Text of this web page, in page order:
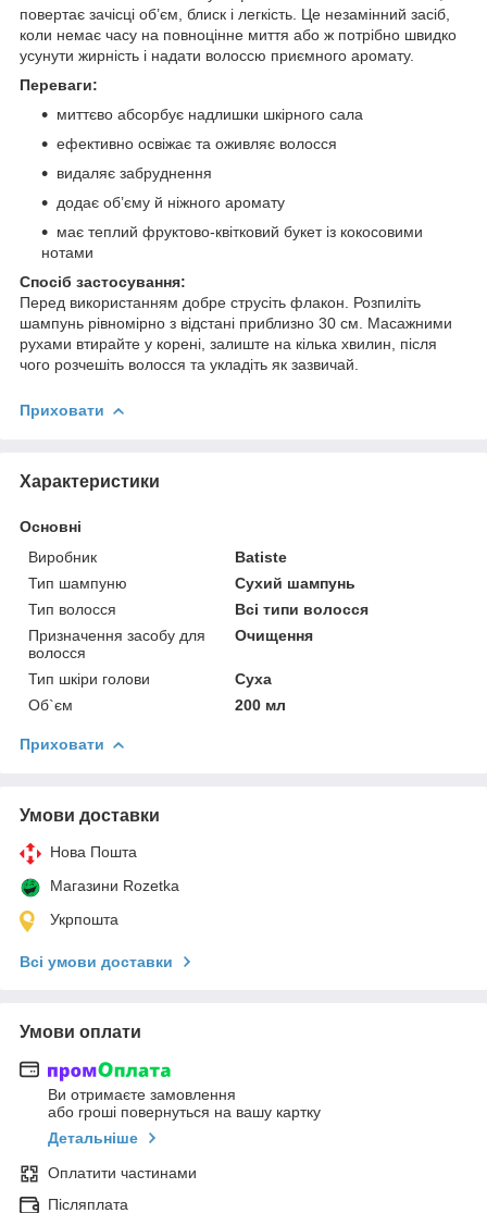
повертає зачісці об’єм, блиск і легкість. Це незамінний засіб,
коли немає часу на повноцінне миття або ж потрібно швидко
усунути жирність і надати волоссю приємного аромату.
Переваги:
миттєво абсорбує надлишки шкірного сала
ефективно освіжає та оживляє волосся
видаляє забруднення
додає об’єму й ніжного аромату
має теплий фруктово-квітковий букет із кокосовими
нотами
Спосіб застосування:
Перед використанням добре струсіть флакон. Розпиліть
шампунь рівномірно з відстані приблизно 30 см. Масажними
рухами втирайте у корені, залиште на кілька хвилин, після
чого розчешіть волосся та укладіть як зазвичай.
Приховати
Характеристики
Основні
Виробник
Batiste
Тип шампуню
Сухий шампунь
Тип волосся
Всі типи волосся
Призначення засобу для
волосся
Очищення
Тип шкіри голови
Суха
Об`єм
200 мл
Приховати
Умови доставки
Нова Пошта
Магазини Rozetka
Укрпошта
Всі умови доставки
Умови оплати
Ви отримаєте замовлення
або гроші повернуться на вашу картку
Детальніше
Оплатити частинами
Післяплата